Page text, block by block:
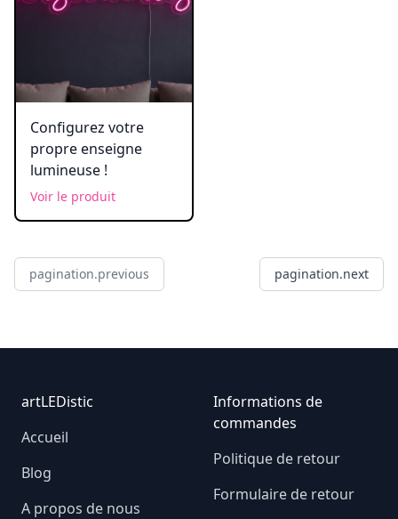
Configurez votre
propre enseigne
lumineuse !
Voir le produit
pagination.previous pagination.next
Footer
artLEDistic
Accueil
Blog
A propos de nous
Informations de
commandes
Politique de retour
Formulaire de retour